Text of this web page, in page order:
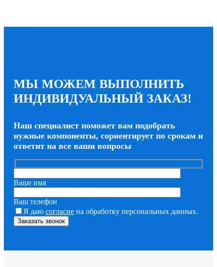
МЫ МОЖЕМ ВЫПОЛНИТЬ
ИНДИВИДУАЛЬНЫЙ ЗАКАЗ!
Наш специалист поможет вам подобрать
нужные компоненты, сориентирует по срокам и
ответит на все ваши вопросы
Ваше имя
Ваш телефон
Я даю согласие на обработку персональных данных.